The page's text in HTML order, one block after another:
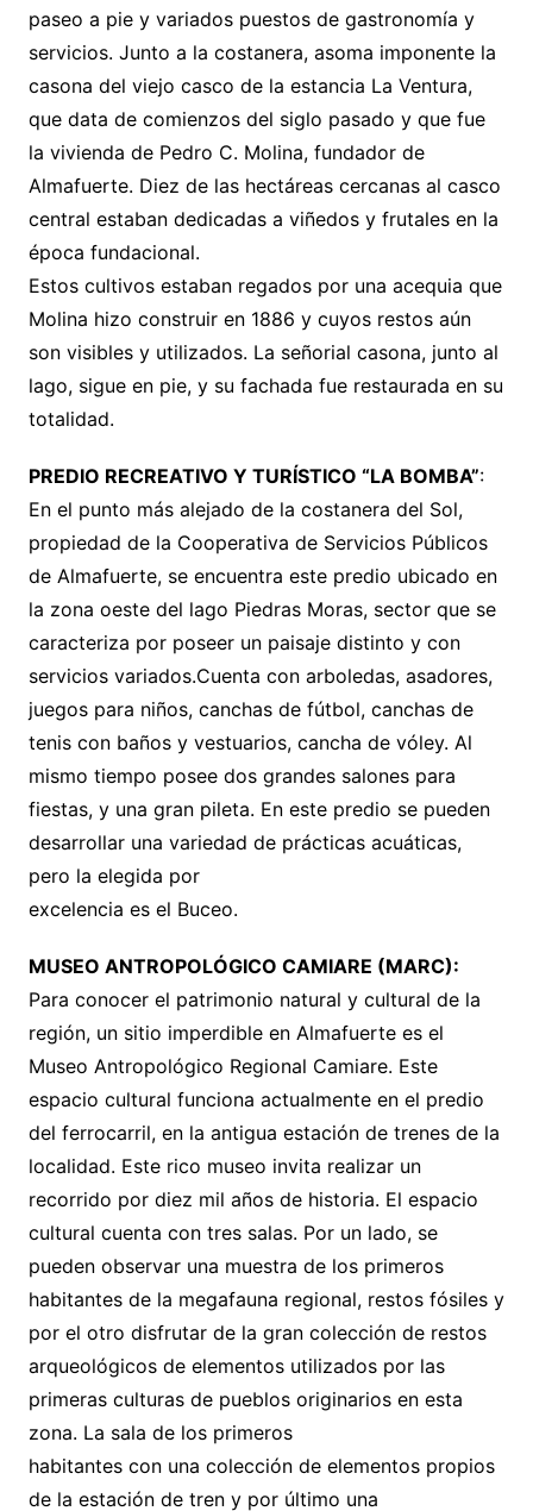
paseo a pie y variados puestos de gastronomía y
servicios. Junto a la costanera, asoma imponente la
casona del viejo casco de la estancia La Ventura,
que data de comienzos del siglo pasado y que fue
la vivienda de Pedro C. Molina, fundador de
Almafuerte. Diez de las hectáreas cercanas al casco
central estaban dedicadas a viñedos y frutales en la
época fundacional.
Estos cultivos estaban regados por una acequia que
Molina hizo construir en 1886 y cuyos restos aún
son visibles y utilizados. La señorial casona, junto al
lago, sigue en pie, y su fachada fue restaurada en su
totalidad.
PREDIO RECREATIVO Y TURÍSTICO “LA BOMBA”:
En el punto más alejado de la costanera del Sol,
propiedad de la Cooperativa de Servicios Públicos
de Almafuerte, se encuentra este predio ubicado en
la zona oeste del lago Piedras Moras, sector que se
caracteriza por poseer un paisaje distinto y con
servicios variados.Cuenta con arboledas, asadores,
juegos para niños, canchas de fútbol, canchas de
tenis con baños y vestuarios, cancha de vóley. Al
mismo tiempo posee dos grandes salones para
fiestas, y una gran pileta. En este predio se pueden
desarrollar una variedad de prácticas acuáticas,
pero la elegida por
excelencia es el Buceo.
MUSEO ANTROPOLÓGICO CAMIARE (MARC):
Para conocer el patrimonio natural y cultural de la
región, un sitio imperdible en Almafuerte es el
Museo Antropológico Regional Camiare. Este
espacio cultural funciona actualmente en el predio
del ferrocarril, en la antigua estación de trenes de la
localidad. Este rico museo invita realizar un
recorrido por diez mil años de historia. El espacio
cultural cuenta con tres salas. Por un lado, se
pueden observar una muestra de los primeros
habitantes de la megafauna regional, restos fósiles y
por el otro disfrutar de la gran colección de restos
arqueológicos de elementos utilizados por las
primeras culturas de pueblos originarios en esta
zona. La sala de los primeros
habitantes con una colección de elementos propios
de la estación de tren y por último una